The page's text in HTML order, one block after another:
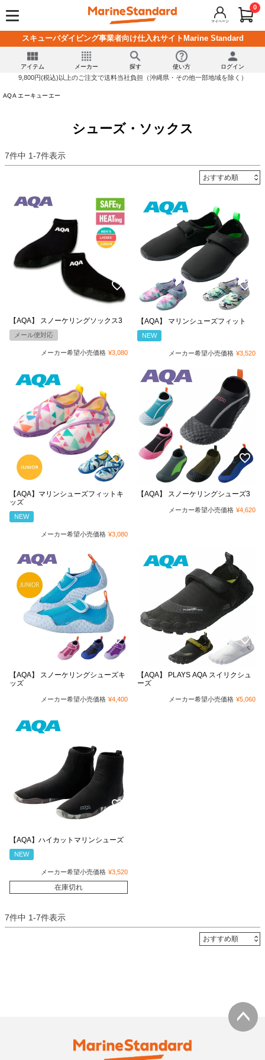
マイページ
0
スキューバダイビング事業者向け仕入れサイトMarine Standard
アイテム メーカー 探す 使い方 ログイン
9,800円(税込)以上のご注文で送料当社負担（沖縄県・その他一部地域を除く）
AQA エーキューエー
シューズ・ソックス
7件中 1-7件表示
【AQA】 スノーケリングソックス3
メール便対応
メーカー希望小売価格 ¥3,080
【AQA】 マリンシューズフィット
NEW
メーカー希望小売価格 ¥3,520
【AQA】マリンシューズフィットキ
ッズ
NEW
メーカー希望小売価格 ¥3,080
【AQA】 スノーケリングシューズ3
メーカー希望小売価格 ¥4,620
【AQA】 スノーケリングシューズキ
ッズ
メーカー希望小売価格 ¥4,400
【AQA】 PLAYS AQA スイリクシュ
ーズ
メーカー希望小売価格 ¥5,060
【AQA】ハイカットマリンシューズ
NEW
メーカー希望小売価格 ¥3,520
在庫切れ
7件中 1-7件表示